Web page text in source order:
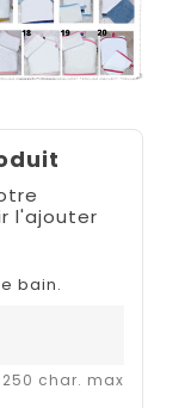
l'ajouter
bain.
250 char. max